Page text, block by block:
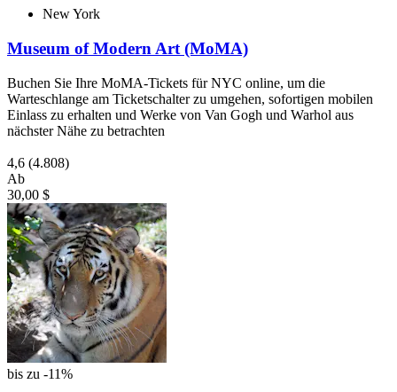
New York
Museum of Modern Art (MoMA)
Buchen Sie Ihre MoMA-Tickets für NYC online, um die
Warteschlange am Ticketschalter zu umgehen, sofortigen mobilen
Einlass zu erhalten und Werke von Van Gogh und Warhol aus
nächster Nähe zu betrachten
4,6 (4.808)
Ab
30,00 $
bis zu -11%